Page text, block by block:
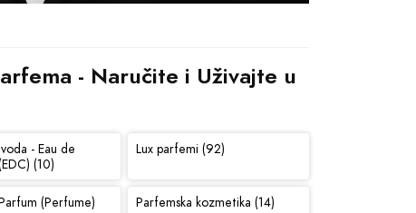
- Naručite i Uživajte u
- Eau de
(10)
Lux parfemi (92)
(Perfume)
Parfemska kozmetika (14)